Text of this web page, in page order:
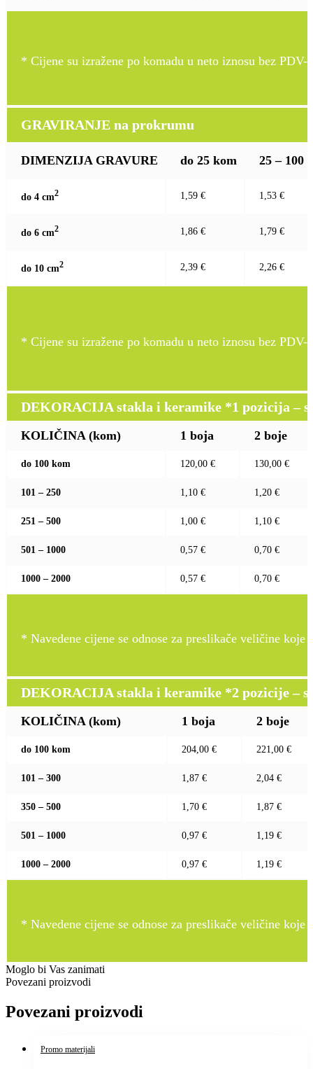
* Cijene su izražene po komadu u neto iznosu bez PDV-
GRAVIRANJE na prokrumu
DIMENZIJA GRAVURE do 25 kom 25 – 100
do 4 cm2 1,59 € 1,53 €
do 6 cm2 1,86 € 1,79 €
do 10 cm2 2,39 € 2,26 €
* Cijene su izražene po komadu u neto iznosu bez PDV-
DEKORACIJA stakla i keramike *1 pozicija –
KOLIČINA (kom) 1 boja 2 boje
do 100 kom 120,00 € 130,00 €
101 – 250 1,10 € 1,20 €
251 – 500 1,00 € 1,10 €
501 – 1000 0,57 € 0,70 €
1000 – 2000 0,57 € 0,70 €
* Navedene cijene se odnose za preslikače veličine
DEKORACIJA stakla i keramike *2 pozicije –
KOLIČINA (kom) 1 boja 2 boje
do 100 kom 204,00 € 221,00 €
101 – 300 1,87 € 2,04 €
350 – 500 1,70 € 1,87 €
501 – 1000 0,97 € 1,19 €
1000 – 2000 0,97 € 1,19 €
* Navedene cijene se odnose za preslikače veličine
Moglo bi Vas zanimati
Povezani proizvodi
Povezani proizvodi
Promo materijali